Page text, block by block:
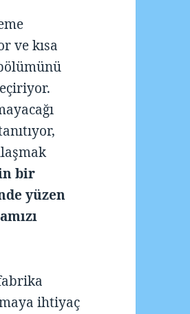
ve kısa
bir
yüzen
ihtiyaç